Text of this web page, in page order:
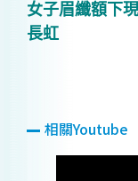
女子眉纖額下
長虹
相關Youtube